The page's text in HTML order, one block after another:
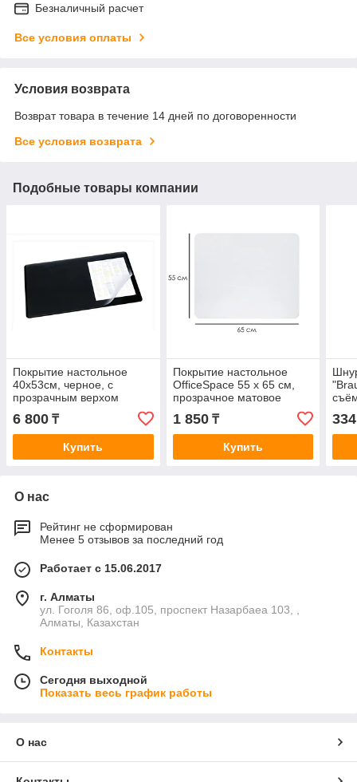
Безналичный расчет
Все условия оплаты
Условия возврата
Возврат товара в течение 14 дней по договоренности
Все условия возврата
Подобные товары компании
Покрытие настольное
40х53см, черное, с
прозрачным верхом
Durable
6 800 ₸
Купить
Покрытие настольное
OfficeSpace 55 х 65 см,
прозрачное матовое
1 850₸
Купить
334
О нас
Рейтинг не сформирован
Менее 5 отзывов за последний год
Работает с 15.06.2017
г. Алматы
ул. Гоголя 86, оф.105, проспект Назарбаеа 103, ,
Алматы, Казахстан
Контакты
Сегодня выходной
Показать весь график работы
О нас